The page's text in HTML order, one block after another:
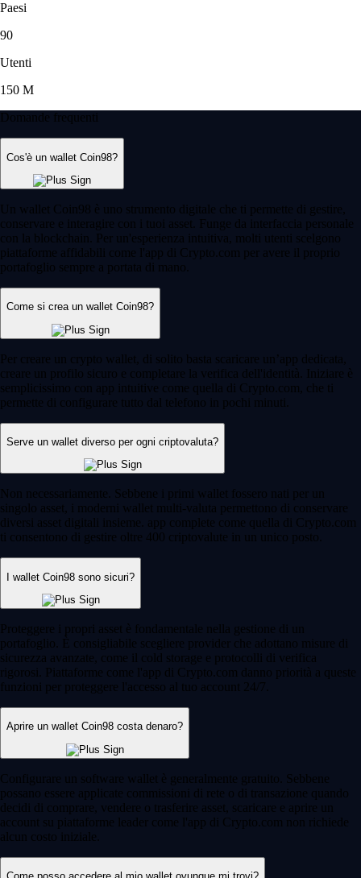
Paesi
90
Utenti
150 M
Domande frequenti
Cos'è un wallet Coin98?
Un wallet Coin98 è uno strumento digitale che ti permette di gestire,
conservare e interagire con i tuoi asset. Funge da interfaccia personale
con la blockchain. Per un'esperienza intuitiva, molti utenti scelgono
piattaforme affidabili come l'app di Crypto.com per avere il proprio
portafoglio sempre a portata di mano.
Come si crea un wallet Coin98?
Per creare un crypto wallet, di solito basta scaricare un’app dedicata,
creare un profilo sicuro e completare la verifica dell'identità. Iniziare è
semplicissimo con app intuitive come quella di Crypto.com, che ti
permette di configurare tutto dal telefono in pochi minuti.
Serve un wallet diverso per ogni criptovaluta?
Non necessariamente. Sebbene i primi wallet fossero nati per un
singolo asset, i moderni wallet multi-valuta permettono di conservare
diversi asset digitali insieme. app complete come quella di Crypto.com
ti consentono di gestire oltre 400 criptovalute in un unico posto.
I wallet Coin98 sono sicuri?
Proteggere i propri asset è fondamentale nella gestione di un
portafoglio. È consigliabile scegliere provider che adottano misure di
sicurezza avanzate, come il cold storage e protocolli di verifica
rigorosi. Piattaforme come l'app di Crypto.com danno priorità a queste
funzioni per proteggere l'accesso al tuo account 24/7.
Aprire un wallet Coin98 costa denaro?
Configurare un software wallet è generalmente gratuito. Sebbene
possano essere applicate commissioni di rete o di transazione quando
decidi di comprare, vendere o trasferire asset, scaricare e aprire un
account su piattaforme leader come l'app di Crypto.com non richiede
alcun costo iniziale.